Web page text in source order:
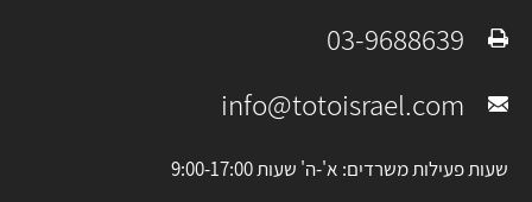
פקס: 03-9688639
מייל: info@totoisrael.com
שעות פעילות משרדים: א'-ה' שעות 9:00-17:00